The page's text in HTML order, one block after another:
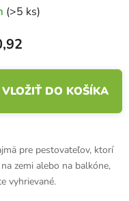
(>5 ks)
VLOŽIŤ DO KOŠÍKA
pre pestovateľov, ktorí
zemi alebo na balkóne,
vyhrievané.